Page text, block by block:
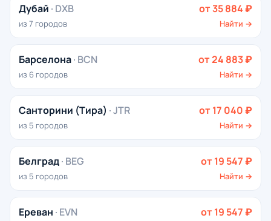
Дубай · DXB
из 7 городов
от 35 884 ₽
Найти →
Барселона· BCN
из 6 городов
от 24 883 ₽
Найти →
Санторини (Тира) · JTR
из 5 городов
от 17 040 ₽
Найти →
Белград· BEG
из 5 городов
от 19 547 ₽
Найти →
Ереван · EVN от 19 547 ₽